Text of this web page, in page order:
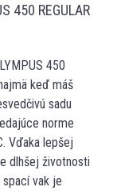
450 REGULAR
450
keď máš
sadu
norme
Vďaka lepšej
dlhšej životnosti
vak je